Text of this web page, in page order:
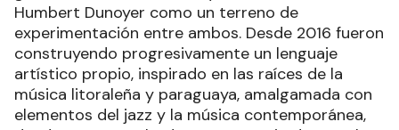
Humbert Dunoyer como un terreno de
experimentación entre ambos. Desde 2016 fueron
construyendo progresivamente un lenguaje
artístico propio, inspirado en las raíces de la
música litoraleña y paraguaya, amalgamada con
elementos del jazz y la música contemporánea,